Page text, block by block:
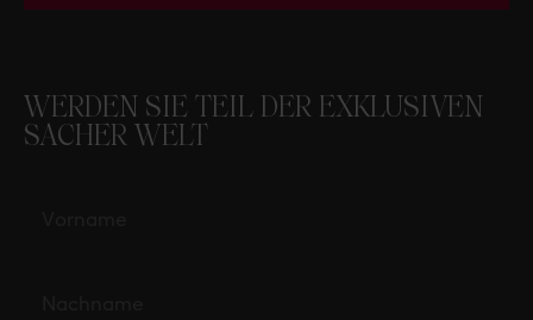
WERDEN SIE TEIL DER EXKLUSIVEN
SACHER WELT